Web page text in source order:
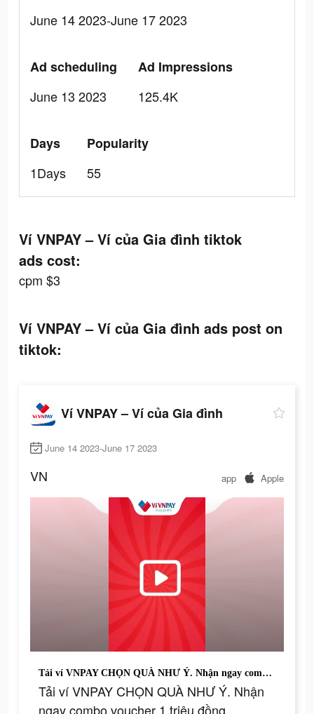
June 14 2023-June 17 2023
Ad scheduling
June 13 2023
Ad Impressions
125.4K
Days
1Days
Popularity
55
Ví VNPAY – Ví của Gia đình tiktok
ads cost:
cpm $3
Ví VNPAY – Ví của Gia đình ads post on
tiktok:
Ví VNPAY – Ví của Gia đình
June 14 2023-June 17 2023
VN app Apple
Tải ví VNPAY CHỌN QUÀ NHƯ Ý. Nhận ngay combo voucher 1 triệu đồng.
Tải ví VNPAY CHỌN QUÀ NHƯ Ý. Nhận
ngay combo voucher 1 triệu đồng.